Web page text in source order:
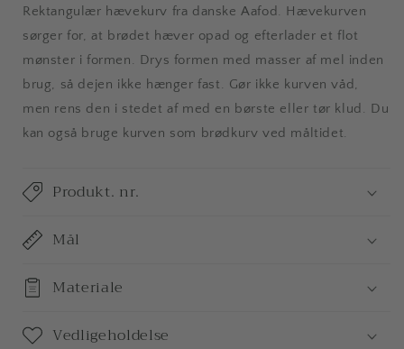
Rektangulær hævekurv fra danske Aafod. Hævekurven
sørger for, at brødet hæver opad og efterlader et flot
mønster i formen. Drys formen med masser af mel inden
brug, så dejen ikke hænger fast. Gør ikke kurven våd,
men rens den i stedet af med en børste eller tør klud. Du
kan også bruge kurven som brødkurv ved måltidet.
Produkt. nr.
Mål
Materiale
Vedligeholdelse